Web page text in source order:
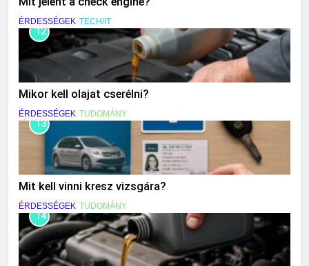
ÉRDESSÉGEK TECH/IT
12
Mikor kell olajat cserélni?
ÉRDESSÉGEK TUDOMÁNY
13
Mit kell vinni kresz vizsgára?
ÉRDESSÉGEK TUDOMÁNY
14